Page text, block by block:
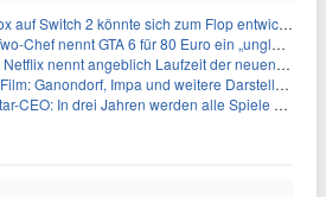
auf Switch 2 könnte sich zum Flop entwickeln
nennt GTA 6 für 80 Euro ein „unglaubliches Schnäppchen“
nennt angeblich Laufzeit der neuen Gameplay-Präsentation
Ganondorf, Impa und weitere Darsteller sollen feststehen
CEO: In drei Jahren werden alle Spiele gestreamt